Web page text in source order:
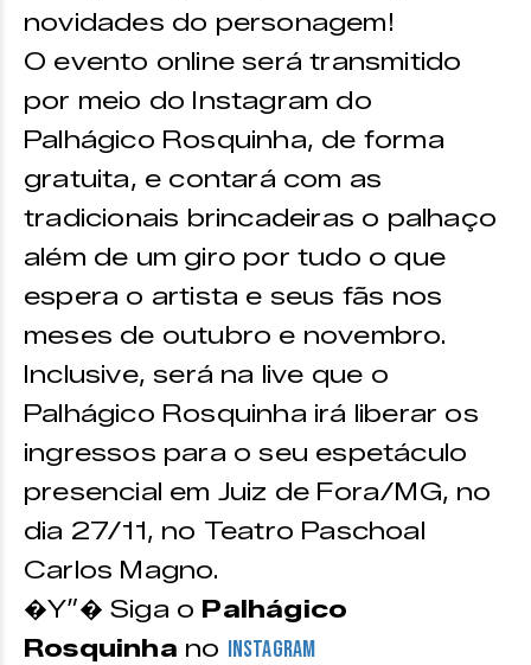
novidades do personagem!
O evento online será transmitido
por meio do Instagram do
Palhágico Rosquinha, de forma
gratuita, e contará com as
tradicionais brincadeiras o palhaço
além de um giro por tudo o que
espera o artista e seus fãs nos
meses de outubro e novembro.
Inclusive, será na live que o
Palhágico Rosquinha irá liberar os
ingressos para o seu espetáculo
presencial em Juiz de Fora/MG, no
dia 27/11, no Teatro Paschoal
Carlos Magno.
�Y”� Siga o Palhágico
Rosquinha no Instagram